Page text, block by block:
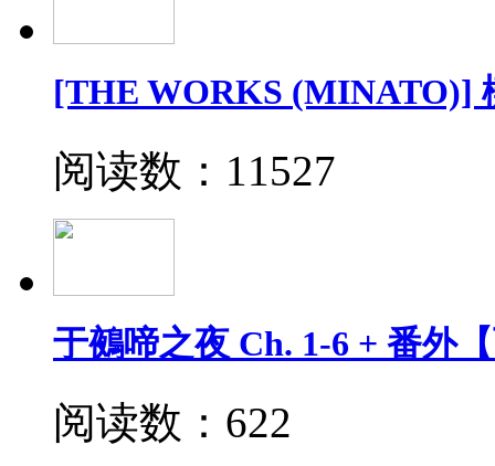
[THE WORKS (MINATO)]
阅读数：11527
于鵺啼之夜 Ch. 1-6 + 番外
阅读数：622